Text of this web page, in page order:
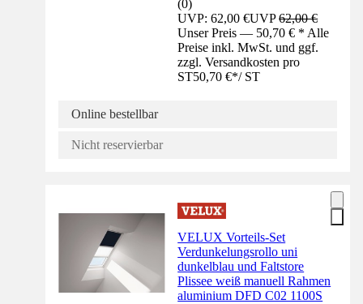
(0)
UVP: 62,00 €UVP62,00 €
Unser Preis — 50,70 € * Alle
Preise inkl. MwSt. und ggf.
zzgl. Versandkosten pro
ST50,70 €*/ ST
Online bestellbar
Nicht reservierbar
VELUX Vorteils-Set
Verdunkelungsrollo uni
dunkelblau und Faltstore
Plissee weiß manuell Rahmen
aluminium DFD C02 1100S